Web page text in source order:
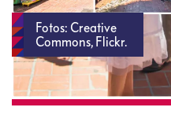
Fotos: Creative
Commons, Flickr.